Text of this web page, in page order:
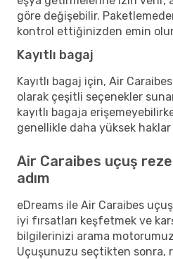
göre değişebilir.
kontrol ettiğinizden emin
Kayıtlı bagaj
Kayıtlı bagaj için, Air Caraibes
olarak çeşitli seçenekler
kayıtlı bagaja
genellikle daha yüksek haklar
Air Caraibes uçuş
adım
eDreams ile Air Caraibes
iyi fırsatları keşfetmek ve
bilgilerinizi arama
Uçuşunuzu seçtikten sonra,